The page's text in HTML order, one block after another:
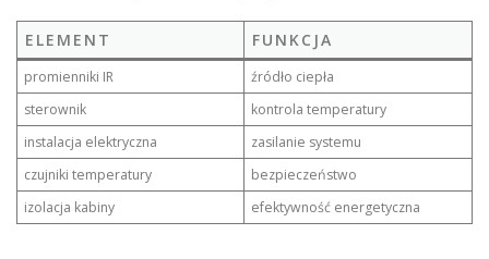
ELEMENT FUNKCJA
promienniki IR
źródło ciepła
sterownik
kontrola temperatury
instalacja elektryczna
zasilanie systemu
czujniki temperatury
bezpieczeństwo
izolacja kabiny
efektywność energetyczna